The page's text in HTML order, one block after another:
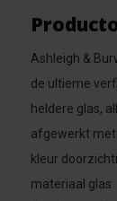
Ashleigh &
de ultieme
heldere glas,
afgewerkt met
kleur
materiaal glas